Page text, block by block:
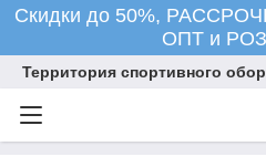
Скидки до 50%,
ОПТ и
Территория спортивного